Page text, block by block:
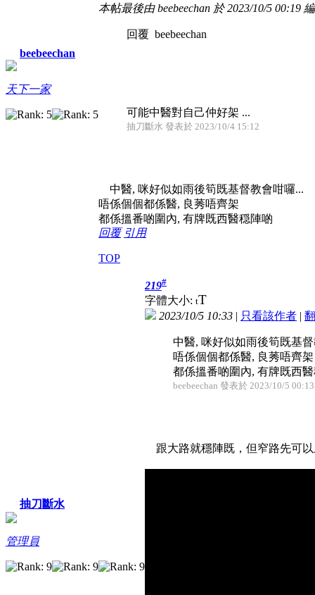
beebeechan
天下一家
本帖最後由 beebeechan 於 2023/10/5 00:19
回覆 beebeechan
可能中醫對自己仲好架 ...
抽刀斷水 發表於 2023/10/4 15:12
中醫, 咪好似如雨後筍既基督教會咁囉...
唔係個個都係醫, 良莠唔齊架
都係搵番啲圍內, 有牌既西醫穏陣啲
回覆 引用
TOP
抽刀斷水
管理員
219#
字體大小: tT
2023/10/5 10:33 | 只看該作者 |
中醫, 咪好似如雨後筍既基
唔係個個都係醫, 良莠唔齊架
都係搵番啲圍內, 有牌既西醫
beebeechan 發表於 2023/10/5 00:13
跟大路就穩陣既，但窄路先可